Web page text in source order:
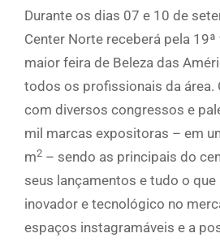
Durante os dias 07 e 10 de
Center Norte receberá pela 19ª
maior feira de Beleza das
todos os profissionais da área.
com diversos congressos e
mil marcas expositoras – em
m2 – sendo as principais do
seus lançamentos e tudo o que
inovador e tecnológico no
espaços instagramáveis e a